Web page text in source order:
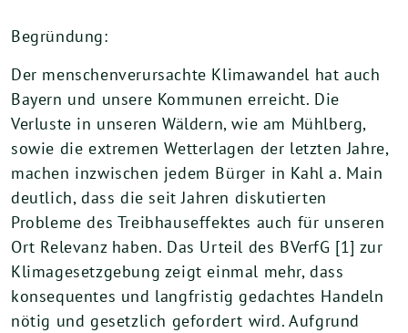
Begründung:
Der menschenverursachte Klimawandel hat auch
Bayern und unsere Kommunen erreicht. Die
Verluste in unseren Wäldern, wie am Mühlberg,
sowie die extremen Wetterlagen der letzten Jahre,
machen inzwischen jedem Bürger in Kahl a. Main
deutlich, dass die seit Jahren diskutierten
Probleme des Treibhauseffektes auch für unseren
Ort Relevanz haben. Das Urteil des BVerfG [1] zur
Klimagesetzgebung zeigt einmal mehr, dass
konsequentes und langfristig gedachtes Handeln
nötig und gesetzlich gefordert wird. Aufgrund